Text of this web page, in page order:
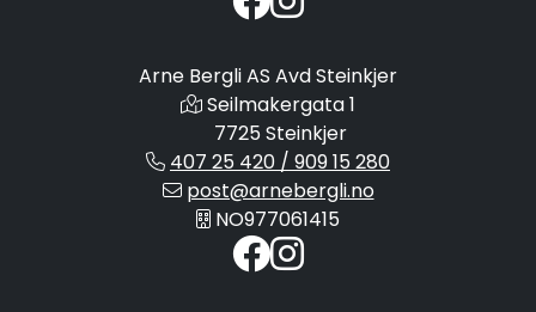
Arne Bergli AS Avd Steinkjer
Seilmakergata 1
7725 Steinkjer
407 25 420 / 909 15 280
post@arnebergli.no
NO977061415